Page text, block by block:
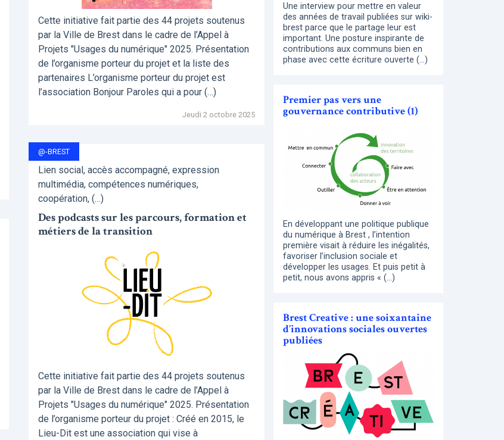
Cette initiative fait partie des 44 projets soutenus
par la Ville de Brest dans le cadre de l’Appel à
Projets "Usages du numérique" 2025. Présentation
de l’organisme porteur du projet et la liste des
partenaires L’organisme porteur du projet est
l’association Bonjour Paroles qui a pour (…)
Jeudi 2 octobre 2025
@-BREST
Lien social, accès accompagné, expression
multimédia, compétences numériques,
coopération, (…)
Des podcasts sur les parcours, formation et
métiers de la transition
Cette initiative fait partie des 44 projets soutenus
par la Ville de Brest dans le cadre de l’Appel à
Projets "Usages du numérique" 2025. Présentation
de l’organisme porteur du projet : Créé en 2015, le
Lieu-Dit est une association qui vise à
Une interview pour mettre en valeur
des années de travail publiées sur wiki-
brest parce que le partage leur est
important. Une posture inspirante de
contributions aux communs bien en
phase avec cette écriture ouverte (…)
Premier pas vers une
gouvernance contributive (1)
En développant une politique publique
du numérique à Brest , l’intention
première visait à réduire les inégalités,
favoriser l’inclusion sociale et
développer les usages. Et puis petit à
petit, nous avons appris « (…)
Brest Creative : une soixantaine
d’innovations sociales ouvertes
publiées